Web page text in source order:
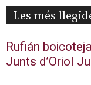
Les més
Rufián
Junts d’Oriol